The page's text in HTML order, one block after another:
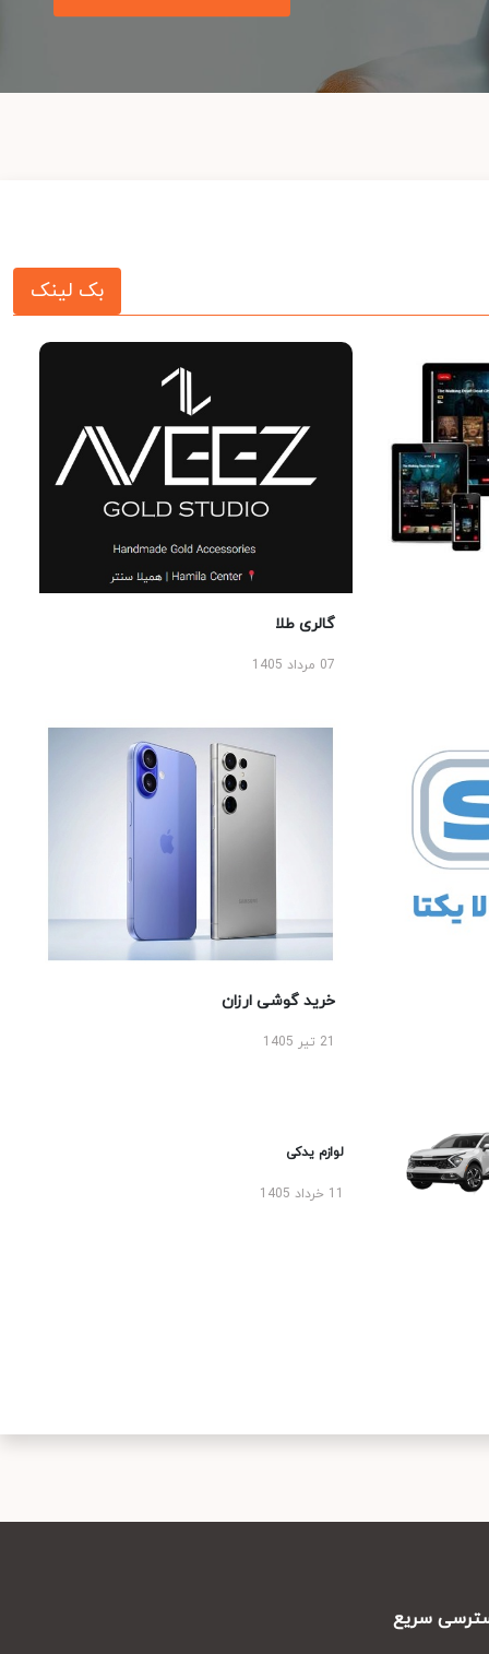
بک لینک
گالری طلا
07 مرداد 1405
خرید گوشی ارزان
لوازم یدکی
سریع